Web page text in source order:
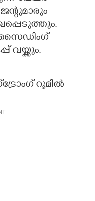
വയ്ക്കും.
റൂമിൽ